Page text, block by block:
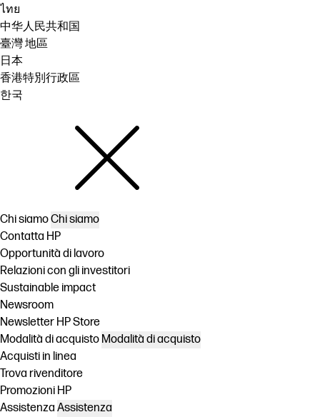
ไทย
中华人民共和国
臺灣 地區
日本
香港特別行政區
한국
Chi siamoChi siamo
Contatta HP
Opportunità di lavoro
Relazioni con gli investitori
Sustainable impact
Newsroom
Newsletter HP Store
Modalità di acquisto Modalità di acquisto
Acquisti in linea
Trova rivenditore
Promozioni HP
Assistenza Assistenza